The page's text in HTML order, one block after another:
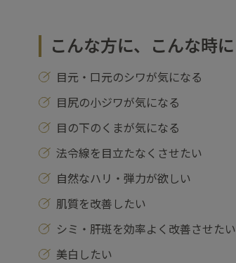
こんな方に、こんな時に
目元・口元のシワが気になる
目尻の小ジワが気になる
目の下のくまが気になる
法令線を目立たなくさせたい
自然なハリ・弾力が欲しい
肌質を改善したい
シミ・肝斑を効率よく改善させたい
美白したい